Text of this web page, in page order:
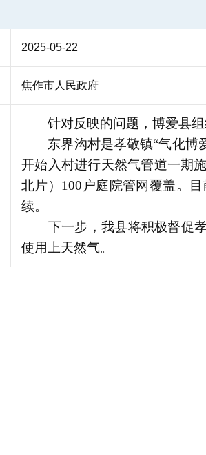
2025-05-22
焦作市人民政府
针对反映的问题，博爱县组
东界沟村是孝敬镇“气化博爱
开始入村进行天然气管道一期
北片）100户庭院管网覆盖。
续。
下一步，我县将积极督促孝
使用上天然气。